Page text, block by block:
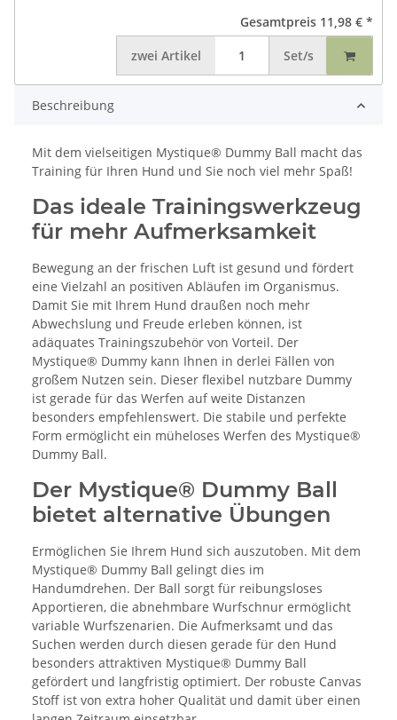
Gesamtpreis 11,98 € *
zwei Artikel Set/s
Beschreibung
Mit dem vielseitigen Mystique® Dummy Ball macht das
Training für Ihren Hund und Sie noch viel mehr Spaß!
Das ideale Trainingswerkzeug
für mehr Aufmerksamkeit
Bewegung an der frischen Luft ist gesund und fördert
eine Vielzahl an positiven Abläufen im Organismus.
Damit Sie mit Ihrem Hund draußen noch mehr
Abwechslung und Freude erleben können, ist
adäquates Trainingszubehör von Vorteil. Der
Mystique® Dummy kann Ihnen in derlei Fällen von
großem Nutzen sein. Dieser flexibel nutzbare Dummy
ist gerade für das Werfen auf weite Distanzen
besonders empfehlenswert. Die stabile und perfekte
Form ermöglicht ein müheloses Werfen des Mystique®
Dummy Ball.
Der Mystique® Dummy Ball
bietet alternative Übungen
Ermöglichen Sie Ihrem Hund sich auszutoben. Mit dem
Mystique® Dummy Ball gelingt dies im
Handumdrehen. Der Ball sorgt für reibungsloses
Apportieren, die abnehmbare Wurfschnur ermöglicht
variable Wurfszenarien. Die Aufmerksamt und das
Suchen werden durch diesen gerade für den Hund
besonders attraktiven Mystique® Dummy Ball
gefördert und langfristig optimiert. Der robuste Canvas
Stoff ist von extra hoher Qualität und damit über einen